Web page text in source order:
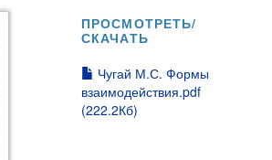
ПРОСМОТРЕТЬ/
СКАЧАТЬ
Чугай М.С. Формы
взаимодействия.pdf
(222.2Кб)